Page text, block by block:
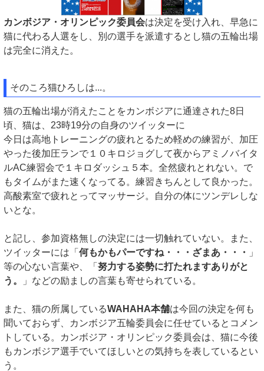
カンボジア・オリンピック委員会は決定を受け入れ、早急に
猫に代わる人選をし、別の選手を派遣するとし猫の五輪出場
は完全に消えた。
そのころ猫ひろしは...。
猫の五輪出場が消えたことをカンボジアに通達された8日
頃、猫は、23時19分の自身のツイッターに
今日は高地トレーニングの疲れとるため軽めの練習が、加圧
やった後加圧ランで１０キロジョグして夜からアミノバイタ
ルAC練習会で１キロダッシュ５本。全然疲れとれない。で
もタイムがまた速くなってる。練習きちんとして良かった。
高酸素室で疲れとってマッサージ。自分の体にツンデレしな
いとな。
と記し、参加資格無しの決定には一切触れていない。また、
ツイッターには「 何もかもパーですね・・・ざまあ・・・
」
等の心ない言葉や、「努力する姿勢に打たれますありがと
う。
」などの励ましの言葉も寄せられている。
また、猫の所属しているWAHAHA本舗は今回の決定を何も
聞いておらず、カンボジア五輪委員会に任せているとコメン
トしている。カンボジア・オリンピック委員会は、猫に今後
もカンボジア選手でいてほしいとの気持ちを表しているとい
う。